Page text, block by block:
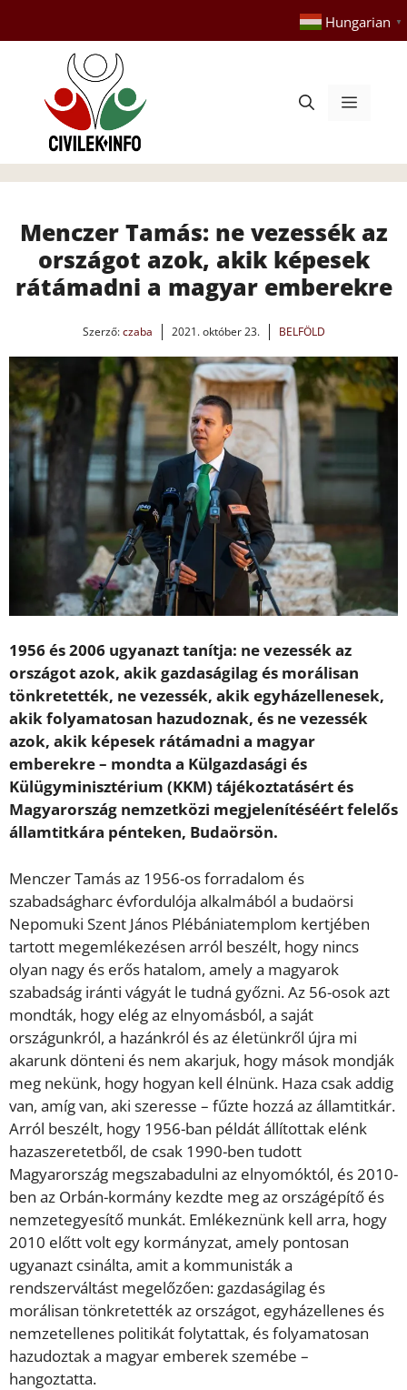
tartalomba
Hungarian ▼
Menü
Menczer Tamás: ne vezessék az
országot azok, akik képesek
rátámadni a magyar emberekre
Szerző:czaba 2021. október 23. BELFÖLD
1956 és 2006 ugyanazt tanítja: ne vezessék az
országot azok, akik gazdaságilag és morálisan
tönkretették, ne vezessék, akik egyházellenesek,
akik folyamatosan hazudoznak, és ne vezessék
azok, akik képesek rátámadni a magyar
emberekre – mondta a Külgazdasági és
Külügyminisztérium (KKM) tájékoztatásért és
Magyarország nemzetközi megjelenítéséért felelős
államtitkára pénteken, Budaörsön.
Menczer Tamás az 1956-os forradalom és
szabadságharc évfordulója alkalmából a budaörsi
Nepomuki Szent János Plébániatemplom kertjében
tartott megemlékezésen arról beszélt, hogy nincs
olyan nagy és erős hatalom, amely a magyarok
szabadság iránti vágyát le tudná győzni. Az 56-osok azt
mondták, hogy elég az elnyomásból, a saját
országunkról, a hazánkról és az életünkről újra mi
akarunk dönteni és nem akarjuk, hogy mások mondják
meg nekünk, hogy hogyan kell élnünk. Haza csak addig
van, amíg van, aki szeresse – fűzte hozzá az államtitkár.
Arról beszélt, hogy 1956-ban példát állítottak elénk
hazaszeretetből, de csak 1990-ben tudott
Magyarország megszabadulni az elnyomóktól, és 2010-
ben az Orbán-kormány kezdte meg az országépítő és
nemzetegyesítő munkát. Emlékeznünk kell arra, hogy
2010 előtt volt egy kormányzat, amely pontosan
ugyanazt csinálta, amit a kommunisták a
rendszerváltást megelőzően: gazdaságilag és
morálisan tönkretették az országot, egyházellenes és
nemzetellenes politikát folytattak, és folyamatosan
hazudoztak a magyar emberek szemébe –
hangoztatta.